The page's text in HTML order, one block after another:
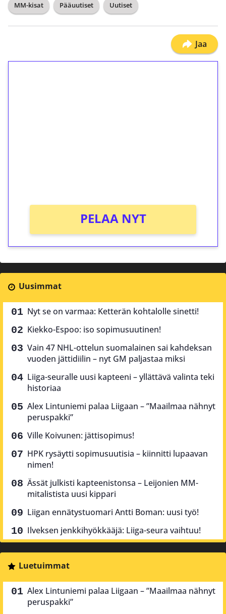
MM-kisat Pääuutiset Uutiset
Jaa
PELAA NYT
Uusimmat
Nyt se on varmaa: Ketterän kohtalolle sinetti!
Kiekko-Espoo: iso sopimusuutinen!
Vain 47 NHL-ottelun suomalainen sai kahdeksan
vuoden jättidiilin – nyt GM paljastaa miksi
Liiga-seuralle uusi kapteeni – yllättävä valinta teki
historiaa
Alex Lintuniemi palaa Liigaan – ”Maailmaa nähnyt
peruspakki”
Ville Koivunen: jättisopimus!
HPK rysäytti sopimusuutisia – kiinnitti lupaavan
nimen!
Ässät julkisti kapteenistonsa – Leijonien MM-
mitalistista uusi kippari
Liigan ennätystuomari Antti Boman: uusi työ!
Ilveksen jenkkihyökkääjä: Liiga-seura vaihtuu!
Luetuimmat
Alex Lintuniemi palaa Liigaan – ”Maailmaa nähnyt
peruspakki”